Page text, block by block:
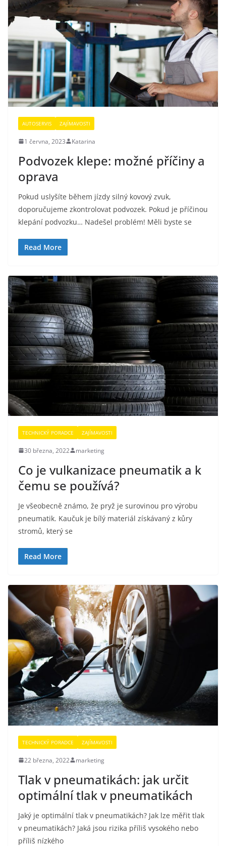
AUTOSERVIS ZAJÍMAVOSTI
1 června, 2023 Katarina
Podvozek klepe: možné příčiny a
oprava
Pokud uslyšíte během jízdy silný kovový zvuk,
doporučujeme zkontrolovat podvozek. Pokud je příčinou
klepání podvozku… Nadešel problém! Měli byste se
Read More
TECHNICKÝ PORADCE ZAJÍMAVOSTI
30 března, 2022 marketing
Co je vulkanizace pneumatik a k
čemu se používá?
Je všeobecně známo, že pryž je surovinou pro výrobu
pneumatik. Kaučuk je bílý materiál získávaný z kůry
stromů, který se
Read More
TECHNICKÝ PORADCE ZAJÍMAVOSTI
22 března, 2022 marketing
Tlak v pneumatikách: jak určit
optimální tlak v pneumatikách
Jaký je optimální tlak v pneumatikách? Jak lze měřit tlak
v pneumatikách? Jaká jsou rizika příliš vysokého nebo
příliš nízkého